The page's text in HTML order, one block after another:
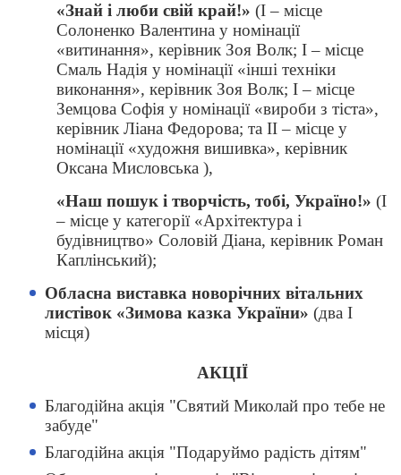
«Знай і люби свій край!» (І – місце
Солоненко Валентина у номінації
«витинання», керівник Зоя Волк; І – місце
Смаль Надія у номінації «інші техніки
виконання», керівник Зоя Волк; І – місце
Земцова Софія у номінації «вироби з тіста»,
керівник Ліана Федорова; та ІІ – місце у
номінації «художня вишивка», керівник
Оксана Мисловська ),
«Наш пошук і творчість, тобі, Україно!» (І
– місце у категорії «Архітектура і
будівництво» Соловій Діана, керівник Роман
Каплінський);
Обласна виставка новорічних вітальних
листівок «Зимова казка України» (два І
місця)
АКЦІЇ
Благодійна акція "Святий Миколай про тебе не
забуде"
Благодійна акція "Подаруймо радість дітям"